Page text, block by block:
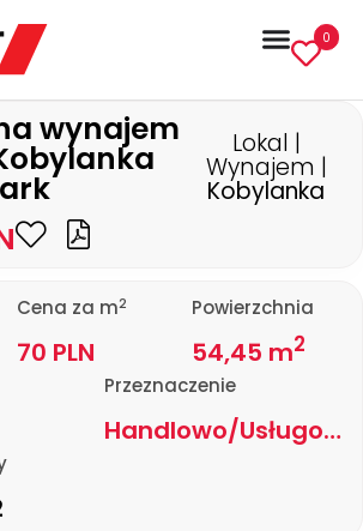
0
wynajem Lokal |
Wynajem |
Kobylanka
Cena za m2
70 PLN
Powierzchnia
54,45 m2
Przeznaczenie
Handlowo/Usługowe